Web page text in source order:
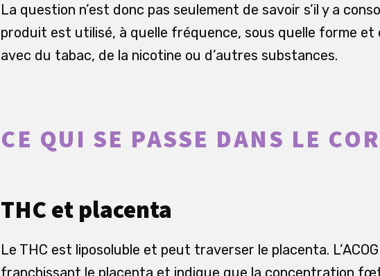
La question n’est donc pas seulement de savoir s’il y a
produit est utilisé, à quelle fréquence, sous quelle forme et
avec du tabac, de la nicotine ou d’autres substances.
CE QUI SE PASSE DANS LE
THC et placenta
Le THC est liposoluble et peut traverser le placenta.
franchissant le placenta et indique que la concentration